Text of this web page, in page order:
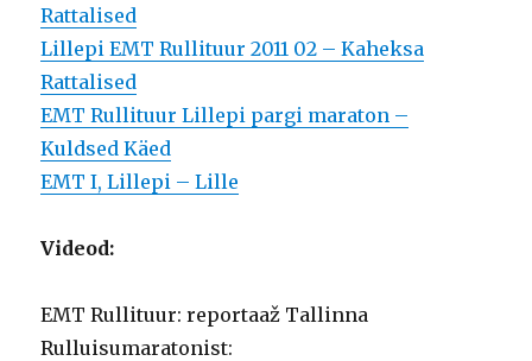
Rattalised
Lillepi EMT Rullituur 2011 02 – Kaheksa
Rattalised
EMT Rullituur Lillepi pargi maraton –
Kuldsed Käed
EMT I, Lillepi – Lille
Videod:
EMT Rullituur: reportaaž Tallinna
Rulluisumaratonist: